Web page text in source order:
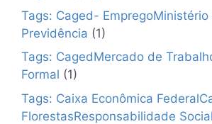
Tags: Caged-
Previdência (1)
Tags: CagedMercado de
Formal (1)
Tags: Caixa Econômica
FlorestasResponsabilidade